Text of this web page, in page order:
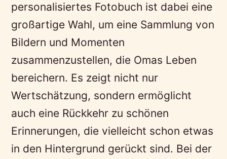
personalisiertes Fotobuch ist dabei eine
großartige Wahl, um eine Sammlung von
Bildern und Momenten
zusammenzustellen, die Omas Leben
bereichern. Es zeigt nicht nur
Wertschätzung, sondern ermöglicht
auch eine Rückkehr zu schönen
Erinnerungen, die vielleicht schon etwas
in den Hintergrund gerückt sind. Bei der